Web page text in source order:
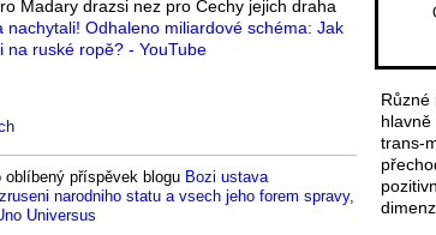
drazsi nez pro Cechy jejich draha
nachytali! Odhaleno miliardové schéma: Jak
ruské ropě? - YouTube
oblíbený příspěvek blogu Bozi ustava
narodniho statu a vsech jeho forem spravy,
Universus
Různé
trans-